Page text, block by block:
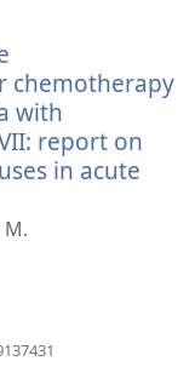
ブ
で
開
く）
chemotherapy
with
report on
in acute
M.